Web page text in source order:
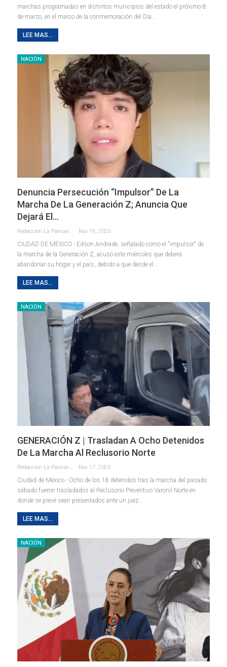
marchas programadas en distintos municipios del estado el próximo 8
de marzo, en el marco de la conmemoración del Día…
LEE MAS...
NACIÓN
Denuncia Persecución “impulsor” De La
Marcha De La Generación Z; Anuncia Que
Dejará El…
Redaccion La Pancarta De Quintana Roo Nov 19, 2025
CIUDAD DE MÉXICO.- Edson Andrade, señalado como el "impulsor" de
la marcha de la Generación Z, acusó este miércoles que deberá
abandonar su hogar y el país, debido a que desde el …
LEE MAS...
NACIÓN
GENERACIÓN Z | Trasladan A Ocho Detenidos
De La Marcha Al Reclusorio Norte
Nov 17, 2025
Ciudad de México.- Ocho de los 18 detenidos tras la marcha del pasado
sábado fueron trasladados al Reclusorio Preventivo Varonil Norte en
donde se prevé sean presentados ante un juez
LEE MAS...
NACIÓN